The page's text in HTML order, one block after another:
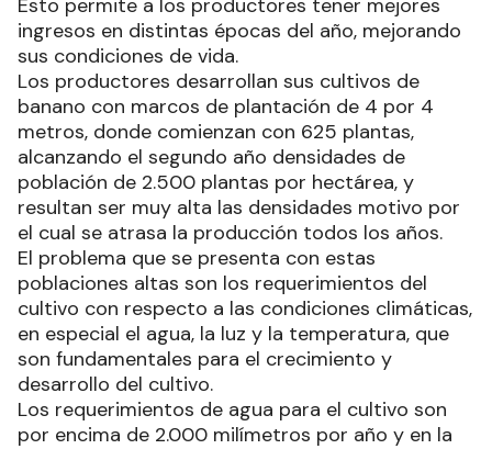
Esto permite a los productores tener mejores
ingresos en distintas épocas del año, mejorando
sus condiciones de vida.
Los productores desarrollan sus cultivos de
banano con marcos de plantación de 4 por 4
metros, donde comienzan con 625 plantas,
alcanzando el segundo año densidades de
población de 2.500 plantas por hectárea, y
resultan ser muy alta las densidades motivo por
el cual se atrasa la producción todos los años.
El problema que se presenta con estas
poblaciones altas son los requerimientos del
cultivo con respecto a las condiciones climáticas,
en especial el agua, la luz y la temperatura, que
son fundamentales para el crecimiento y
desarrollo del cultivo.
Los requerimientos de agua para el cultivo son
por encima de 2.000 milímetros por año y en la